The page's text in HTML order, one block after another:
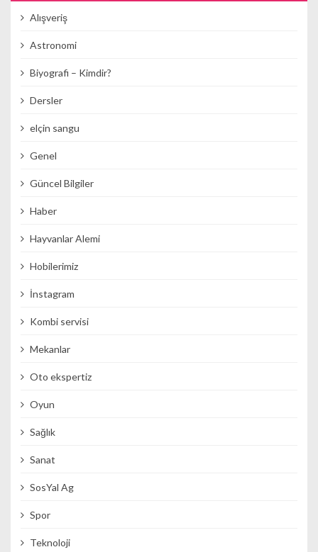
Alışveriş
Astronomi
Biyografi – Kimdir?
Dersler
elçin sangu
Genel
Güncel Bilgiler
Haber
Hayvanlar Alemi
Hobilerimiz
İnstagram
Kombi servisi
Mekanlar
Oto ekspertiz
Oyun
Sağlık
Sanat
SosYal Ag
Spor
Teknoloji